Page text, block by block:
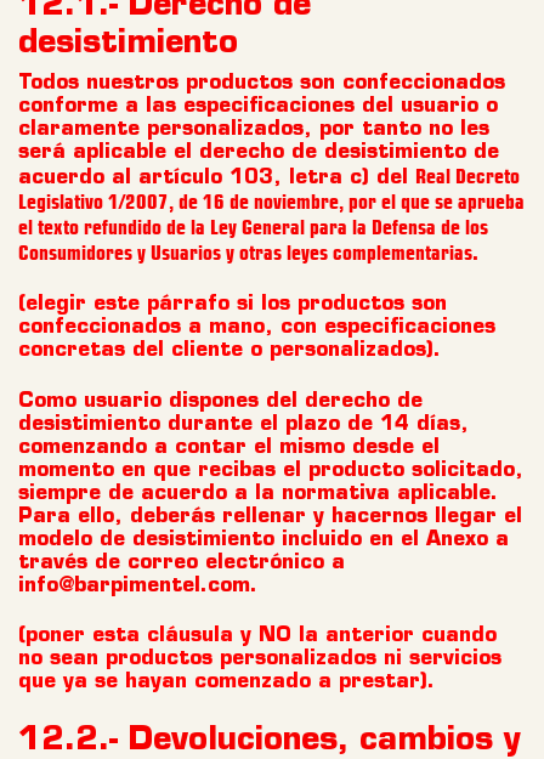
12.1.- Derecho de
desistimiento
Todos nuestros productos son confeccionados
conforme a las especificaciones del usuario o
claramente personalizados, por tanto no les
será aplicable el derecho de desistimiento de
acuerdo al artículo 103, letra c) del Real Decreto
Legislativo 1/2007, de 16 de noviembre, por el que se aprueba
el texto refundido de la Ley General para la Defensa de los
Consumidores y Usuarios y otras leyes complementarias.
(elegir este párrafo si los productos son
confeccionados a mano, con especificaciones
concretas del cliente o personalizados).
Como usuario dispones del derecho de
desistimiento durante el plazo de 14 días,
comenzando a contar el mismo desde el
momento en que recibas el producto solicitado,
siempre de acuerdo a la normativa aplicable.
Para ello, deberás rellenar y hacernos llegar el
modelo de desistimiento incluido en el Anexo a
través de correo electrónico a
info@barpimentel.com.
(poner esta cláusula y NO la anterior cuando
no sean productos personalizados ni servicios
que ya se hayan comenzado a prestar).
12.2.- Devoluciones, cambios y